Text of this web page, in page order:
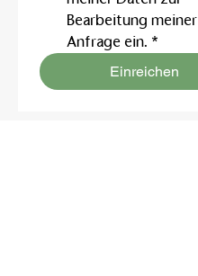
Bearbeitung meiner
Anfrage ein. *
Einreichen